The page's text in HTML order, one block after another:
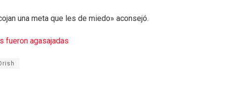
una meta que les de miedo» aconsejó.
fueron agasajadas